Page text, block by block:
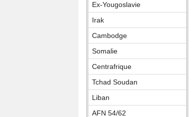
Ex-Yougoslavie
Irak
Cambodge
Somalie
Centrafrique
Tchad Soudan
Liban
AFN 54/62